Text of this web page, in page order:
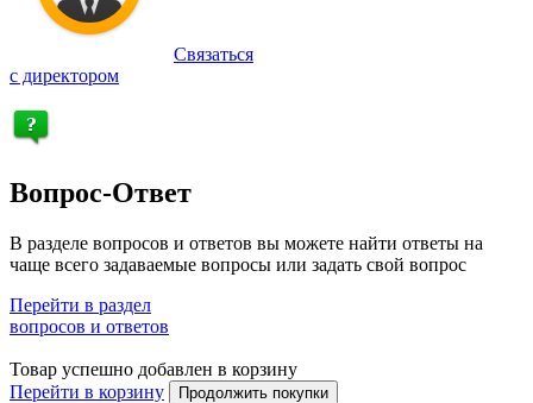
Связаться
с директором
Вопрос-Ответ
В разделе вопросов и ответов вы можете найти ответы на
чаще всего задаваемые вопросы или задать свой вопрос
Перейти в раздел
вопросов и ответов
Товар успешно добавлен в корзину
Перейти в корзину
Продолжить покупки